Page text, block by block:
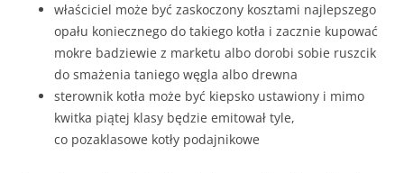
właściciel może być zaskoczony kosztami najlepszego
opału koniecznego do takiego kotła i zacznie kupować
mokre badziewie z marketu albo dorobi sobie ruszcik
do smażenia taniego węgla albo drewna
sterownik kotła może być kiepsko ustawiony i mimo
kwitka piątej klasy będzie emitował tyle,
co pozaklasowe kotły podajnikowe